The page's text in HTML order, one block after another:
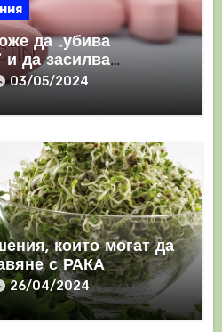
да „убива
и да засилва
03/05/2024
които могат да
с РАКА
26/04/2024